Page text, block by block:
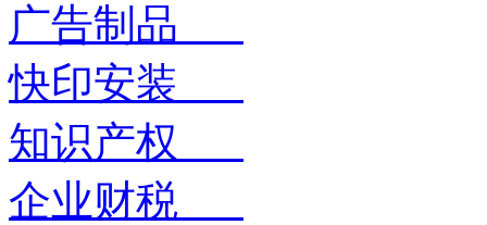
广告制品
快印安装
知识产权
企业财税